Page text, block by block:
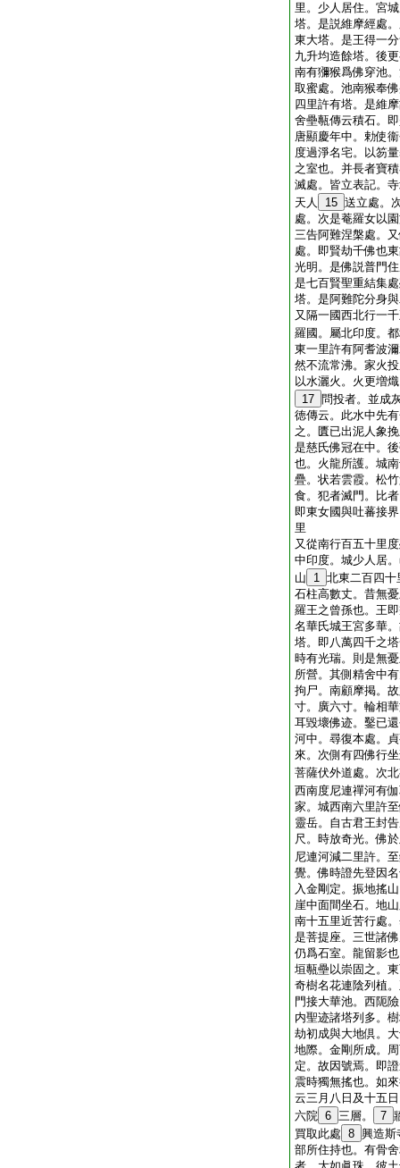
里。少人居住。宮
塔。是説維摩經處
東大塔。是王得一
九升均造餘塔。後
南有獼猴爲佛穿池
取蜜處。池南猴奉
四里許有塔。是維
舍壘甎傳云積石。
唐顯慶年中。勅使
度過淨名宅。以笏
之室也。并長者寶
滅處。皆立表記。
天人
15 送立處。
處。次是菴羅女以
三告阿難涅槃處。
處。即賢劫千佛也
光明。是佛説普門
是七百賢聖重結集
塔。是阿難陀分身
又隔一國西北行一
羅國。屬北印度。
東一里許有阿耆波
然不流常沸。家火
以水灑火。火更増
17 問投者。並成
徳傳云。此水中先
之。匱已出泥人象
是慈氏佛冠在中。
也。火龍所護。城
疊。状若雲霞。松
食。犯者滅門。比
即東女國與吐蕃接
里
又從南行百五十里
中印度。城少人居
山
1 北東二百四十
石柱高數丈。昔無
羅王之曾孫也。王
名華氏城王宮多華
塔。即八萬四千之
時有光瑞。則是無
所營。其側精舍中
拘尸。南顧摩掲。
寸。廣六寸。輪相
耳毀壞佛迹。鑿已
河中。尋復本處。
來。次側有四佛行
菩薩伏外道處。次
西南度尼連禪河有
家。城西南六里許
靈岳。自古君王封
尺。時放奇光。佛
尼連河減二里許。
覺。佛時證先登因
入金剛定。振地搖
崖中面間坐石。地
南十五里近苦行處
是菩提座。三世諸
仍爲石室。龍留影
垣甎壘以崇固之。
奇樹名花連陰列植
門接大華池。西阨
内聖迹諸塔列多。
劫初成與大地倶。
地際。金剛所成。
定。故因號焉。即
震時獨無搖也。如
云三月八日及十五
六院 6 三層。 7
買取此處 8 興造斯
部所住持也。有骨